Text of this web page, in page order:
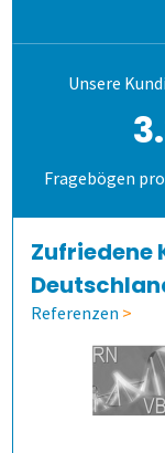
Unsere
Fragebögen
Zufriedene
Referenzen >